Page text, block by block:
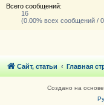
Всего сообщений:
16
(0.00% всех сообщений /
Сайт, статьи Главная
Создано на основе